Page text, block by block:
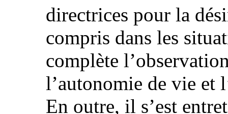
directrices pour la
compris dans les
complète
l’autonomie de vie et
En outre, il s’est